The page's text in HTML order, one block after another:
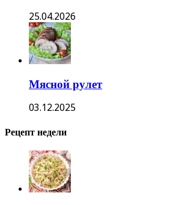
25.04.2026
Мясной рулет
03.12.2025
Рецепт недели